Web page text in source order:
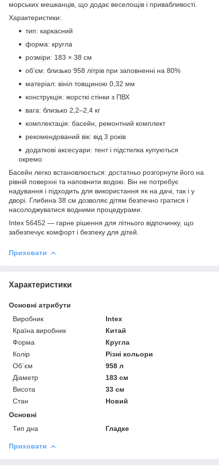
морських мешканців, що додає веселощів і привабливості.
Характеристики:
тип: каркасний
форма: кругла
розміри: 183 × 38 см
об’єм: близько 958 літрів при заповненні на 80%
матеріал: вініл товщиною 0,32 мм
конструкція: жорсткі стінки з ПВХ
вага: близько 2,2–2,4 кг
комплектація: басейн, ремонтний комплект
рекомендований вік: від 3 років
додаткові аксесуари: тент і підстилка купуються
окремо
Басейн легко встановлюється: достатньо розгорнути його на
рівній поверхні та наповнити водою. Він не потребує
надування і підходить для використання як на дачі, так і у
дворі. Глибина 38 см дозволяє дітям безпечно гратися і
насолоджуватися водними процедурами.
Intex 56452 — гарне рішення для літнього відпочинку, що
забезпечує комфорт і безпеку для дітей.
Приховати
Характеристики
Основні атрибути
Виробник
Intex
Країна виробник
Китай
Форма
Кругла
Колір
Різні кольори
Об`єм
958 л
Діаметр
183 см
Висота
33 см
Стан
Новий
Основні
Тип дна
Гладке
Приховати